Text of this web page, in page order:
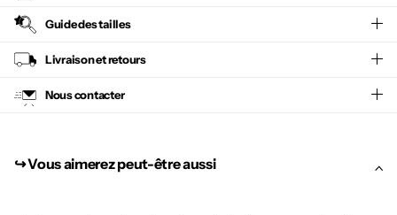
Guide des tailles
Livraison et retours
Nous contacter
↪︎ Vous aimerez peut-être aussi